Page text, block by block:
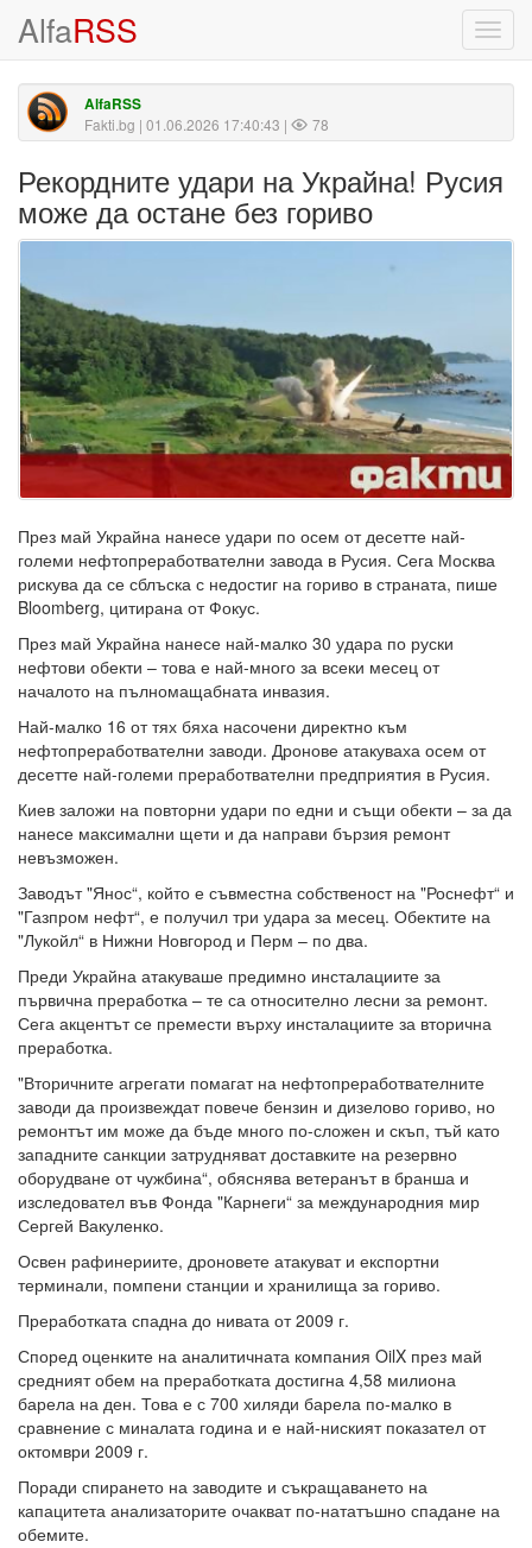
AlfaRSS
AlfaRSS
Fakti.bg | 01.06.2026 17:40:43 | 78
Рекордните удари на Украйна! Русия
може да остане без гориво
През май Украйна нанесе удари по осем от десетте най-
големи нефтопреработвателни завода в Русия. Сега Москва
рискува да се сблъска с недостиг на гориво в страната, пише
Bloomberg, цитирана от Фокус.
През май Украйна нанесе най-малко 30 удара по руски
нефтови обекти – това е най-много за всеки месец от
началото на пълномащабната инвазия.
Най-малко 16 от тях бяха насочени директно към
нефтопреработвателни заводи. Дронове атакуваха осем от
десетте най-големи преработвателни предприятия в Русия.
Киев заложи на повторни удари по едни и същи обекти – за да
нанесе максимални щети и да направи бързия ремонт
невъзможен.
Заводът "Янос“, който е съвместна собственост на "Роснефт“ и
"Газпром нефт“, е получил три удара за месец. Обектите на
"Лукойл“ в Нижни Новгород и Перм – по два.
Преди Украйна атакуваше предимно инсталациите за
първична преработка – те са относително лесни за ремонт.
Сега акцентът се премести върху инсталациите за вторична
преработка.
"Вторичните агрегати помагат на нефтопреработвателните
заводи да произвеждат повече бензин и дизелово гориво, но
ремонтът им може да бъде много по-сложен и скъп, тъй като
западните санкции затрудняват доставките на резервно
оборудване от чужбина“, обяснява ветеранът в бранша и
изследовател във Фонда "Карнеги“ за международния мир
Сергей Вакуленко.
Освен рафинериите, дроновете атакуват и експортни
терминали, помпени станции и хранилища за гориво.
Преработката спадна до нивата от 2009 г.
Според оценките на аналитичната компания OilX през май
средният обем на преработката достигна 4,58 милиона
барела на ден. Това е с 700 хиляди барела по-малко в
сравнение с миналата година и е най-ниският показател от
октомври 2009 г.
Поради спирането на заводите и съкращаването на
капацитета анализаторите очакват по-нататъшно спадане на
обемите.